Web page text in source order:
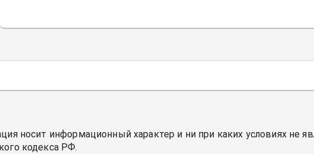
носит информационный характер и ни при каких условиях не
кодекса РФ.